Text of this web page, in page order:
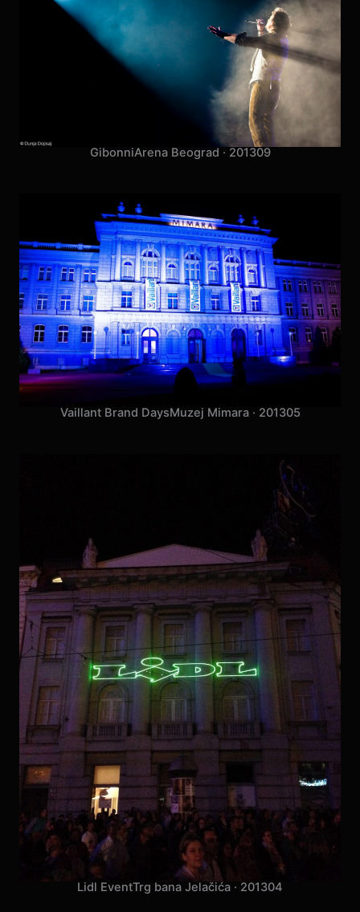
Sava Centar · 2014
Gibonni Arena Beograd · 2013
Vaillant Brand DaysMuzej Mimara · 2013 05